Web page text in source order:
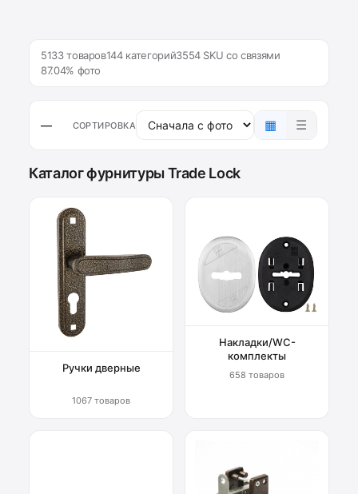
5133 товаров144 категорий3554 SKU со связями
87.04% фото
— СОРТИРОВКА ▦ ☰
Каталог фурнитуры Trade Lock
Ручки дверные
1067 товаров
Накладки/WC-
комплекты
658 товаров